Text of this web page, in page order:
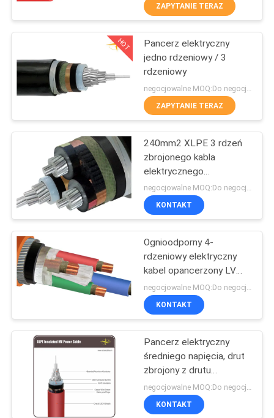
WYCIECZKA
FABRYCE
JAKOŚCI
SKONTAKTUJ
SIĘ
NAMI
AKTUALNOŚCI
POPROSIĆ
WYCENĘ
Kable izolowane
PVC
Przewód
elektryczny
197
Kabel halogenowy o
niskiej emisji
zanieczyszczeń
140
ZAPYTANIE TERAZ
HOT
Pancerz elektryczny
jedno rdzeniowy / 3
rdzeniowy
ZAPYTANIE TERAZ
240mm2 XLPE 3 rdzeń
zbrojonego kabla
elektrycznego
ocynkowanego 15kV
Stalowa zbrojona lina
aluminiowa
negocjowalne MOQ:Do negocjacji
KONTAKT
Ognioodporny 4-
rdzeniowy elektryczny
kabel opancerzony LV
Przewód opancerzony z
drutu stalowego z
rdzeniem miedzianym i
negocjowalne MOQ:Do negocjacji
KONTAKT
Pancerz elektryczny
średniego napięcia, drut
zbrojony z drutu
aluminiowego
KONTAKT